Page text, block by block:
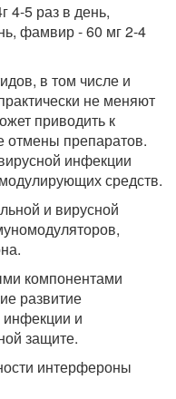
4-5 раз в день,
фамвир - 60 мг 2-4
в том числе и
не меняют
приводить к
отмены препаратов.
инфекции
средств.
и вирусной
компонентами
развитие
инфекции и
защите.
интерфероны